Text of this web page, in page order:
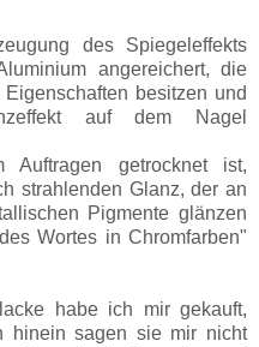
des Spiegeleffekts
angereichert, die
besitzen und
auf dem Nagel
getrocknet ist,
strahlenden Glanz, der an
Pigmente glänzen
Wortes in Chromfarben"
habe ich mir gekauft,
hinein sagen sie mir nicht